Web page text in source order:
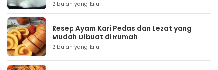
2 bulan yang lalu
Resep Ayam Kari Pedas dan Lezat yang
Mudah Dibuat di Rumah
2 bulan yang lalu